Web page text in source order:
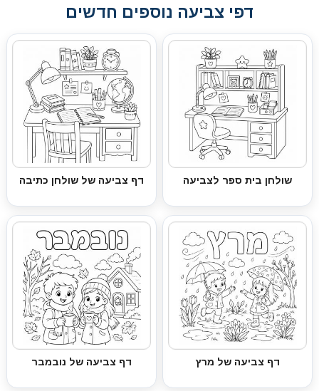
דפי צביעה נוספים חדשים
שולחן בית ספר לצביעה דף צביעה של שולחן כתיבה
דף צביעה של מרץ דף צביעה של נובמבר